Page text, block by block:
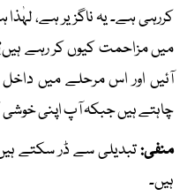
کررہی ہے۔ یہ ناگزیر ہے،
میں مزاحمت کیوں کر رہے
آئیں اور اس مرحلے میں
چاہتے ہیں جبکہ آپ اپنی خوشی
منفی:تبدیلی سے ڈر سکتے ہیں
ہیں۔